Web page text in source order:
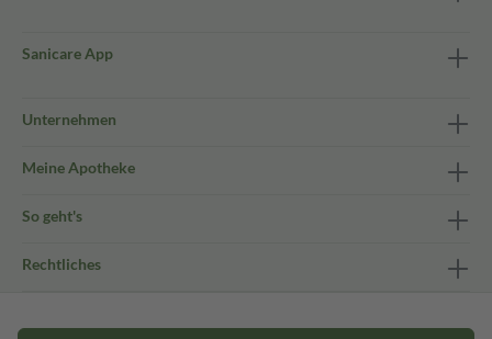
Sanicare App
Unternehmen
Meine Apotheke
So geht's
Rechtliches